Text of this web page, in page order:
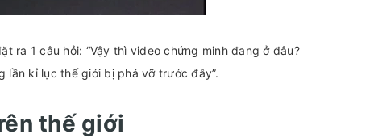
ra 1 câu hỏi: “Vậy thì video chứng minh đang ở đâu?
lần kỉ lục thế giới bị phá vỡ trước đây”.
thế giới